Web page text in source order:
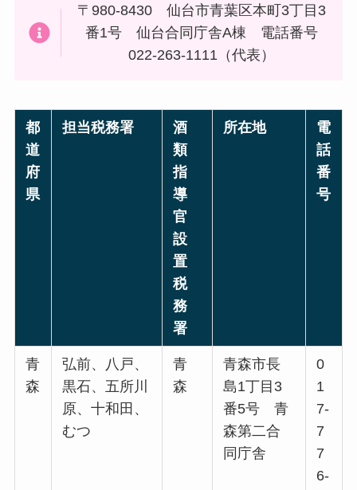
〒980-8430 仙台市青葉区本町3丁目3
番1号 仙台合同庁舎A棟 電話番号
022-263-1111（代表）
都
道
府
県
担当税務署
酒
類
指
導
官
設
置
税
務
署
所在地
電
話
番
号
青
森
弘前、八戸、
黒石、五所川
原、十和田、
むつ
青
森
青森市長
島1丁目3
番5号 青
森第二合
同庁舎
0
1
7-
7
7
6-